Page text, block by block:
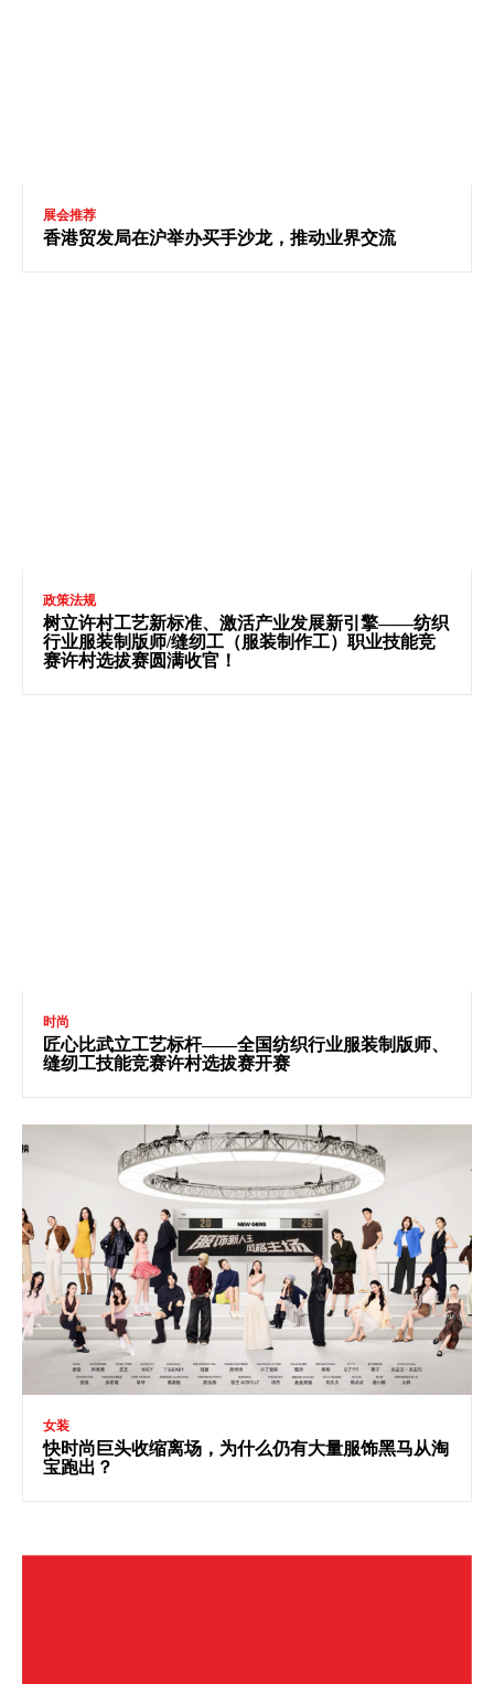
展会推荐
香港贸发局在沪举办买手沙龙，推动业界交流
政策法规
树立许村工艺新标准、激活产业发展新引擎——纺织
行业服装制版师/缝纫工（服装制作工）职业技能竞
赛许村选拔赛圆满收官！
时尚
匠心比武立工艺标杆——全国纺织行业服装制版师、
缝纫工技能竞赛许村选拔赛开赛
女装
快时尚巨头收缩离场，为什么仍有大量服饰黑马从淘
宝跑出？